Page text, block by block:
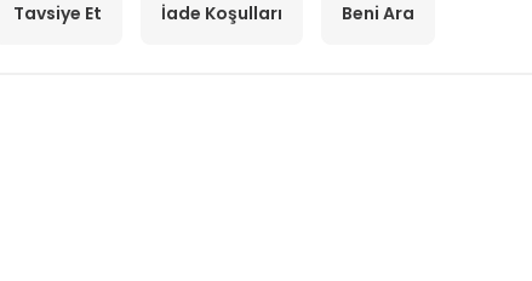
Tavsiye Et İade Koşulları Beni Ara